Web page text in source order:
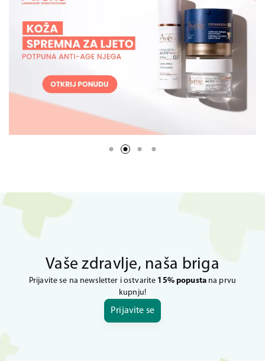
Vaše zdravlje, naša briga
Prijavite se na newsletter i ostvarite 15% popustana prvu
kupnju!
Prijavite se